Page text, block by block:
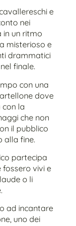
e
nei
in un ritmo
misterioso e
drammatici
finale.
con una
dove
con la
che non
il pubblico
alla fine.
partecipa
vivi e
o li
ad incantare
uno dei